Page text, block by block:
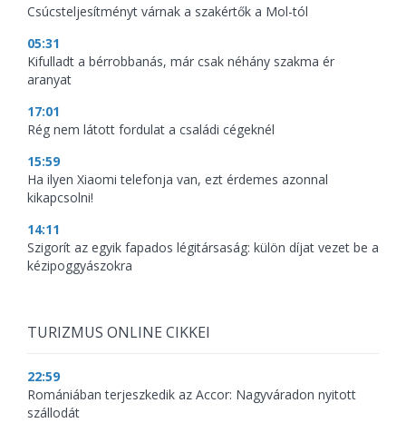
Csúcsteljesítményt várnak a szakértők a Mol-tól
05:31
Kifulladt a bérrobbanás, már csak néhány szakma ér
aranyat
17:01
Rég nem látott fordulat a családi cégeknél
15:59
Ha ilyen Xiaomi telefonja van, ezt érdemes azonnal
kikapcsolni!
14:11
Szigorít az egyik fapados légitársaság: külön díjat vezet be a
kézipoggyászokra
TURIZMUS ONLINE CIKKEI
22:59
Romániában terjeszkedik az Accor: Nagyváradon nyitott
szállodát